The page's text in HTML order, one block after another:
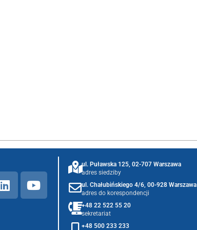
ul. Puławska 125, 02-707 Warszawa
adres siedziby
ul. Chałubińskiego 4/6, 00-928 Warszawa
adres do korespondencji
+48 22 522 55 20
sekretariat
+48 500 233 233